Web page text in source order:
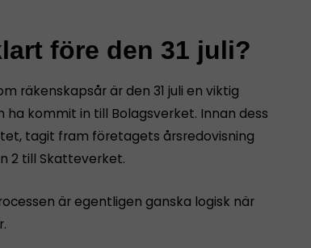
före den 31 juli?
räkenskapsår är den 31 juli en viktig
ha kommit in till Bolagsverket. Innan dess
tagit fram företagets årsredovisning
2 till Skatteverket.
är egentligen ganska logisk när